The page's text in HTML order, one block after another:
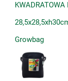
Growbag